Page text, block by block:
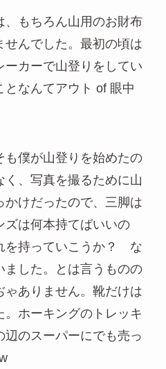
、もちろん山用のお財布
んでした。最初の頃は
ーカーで山登りをしてい
なんてアウト of 眼中
も僕が山登りを始めたの
、写真を撮るために山
かけだったので、三脚は
は何本持てばいいの
を持っていこうか？ な
ました。とは言うものの
ありません。靴だけは
ホーキングのトレッキ
辺のスーパーにでも売っ